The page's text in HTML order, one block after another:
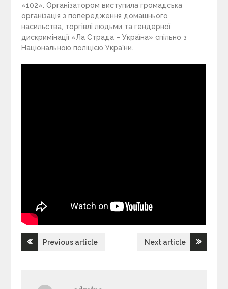
«102». Організатором виступила громадська
організація з попередження домашнього
насильства, торгівлі людьми та гендерної
дискримінації «Ла Страда – Україна» спільно з
Національною поліцією України.
Н
Previous article Next article